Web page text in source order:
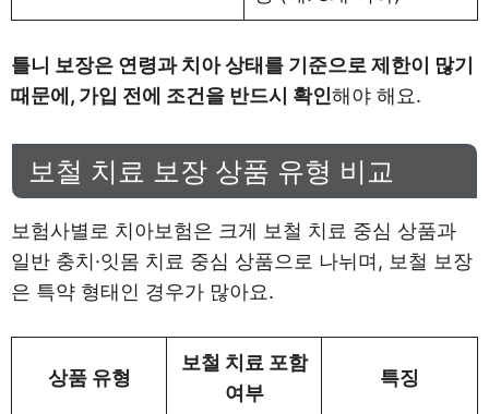
틀니 보장은 연령과 치아 상태를 기준으로 제한이 많기
때문에, 가입 전에 조건을 반드시 확인해야 해요.
보철 치료 보장 상품 유형 비교
보험사별로 치아보험은 크게 보철 치료 중심 상품과
일반 충치·잇몸 치료 중심 상품으로 나뉘며, 보철 보장
은 특약 형태인 경우가 많아요.
상품 유형
보철 치료 포함
여부
특징